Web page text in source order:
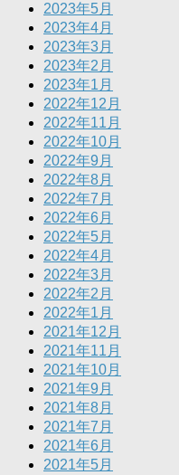
2023年5月
2023年4月
2023年3月
2023年2月
2023年1月
2022年12月
2022年11月
2022年10月
2022年9月
2022年8月
2022年7月
2022年6月
2022年5月
2022年4月
2022年3月
2022年2月
2022年1月
2021年12月
2021年11月
2021年10月
2021年9月
2021年8月
2021年7月
2021年6月
2021年5月